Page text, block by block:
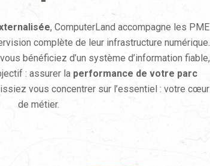
, ComputerLand accompagne les PME
complète de leur infrastructure numérique.
bénéficiez d’un système d’information fiable,
: assurer la performance de votre parc
vous concentrer sur l’essentiel : votre cœur
de métier.